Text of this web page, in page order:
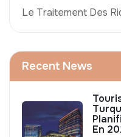
Le Traitement Des
Recent News
En